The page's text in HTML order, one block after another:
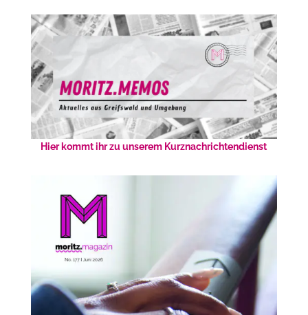
Hier kommt ihr zu unserem Kurznachrichtendienst